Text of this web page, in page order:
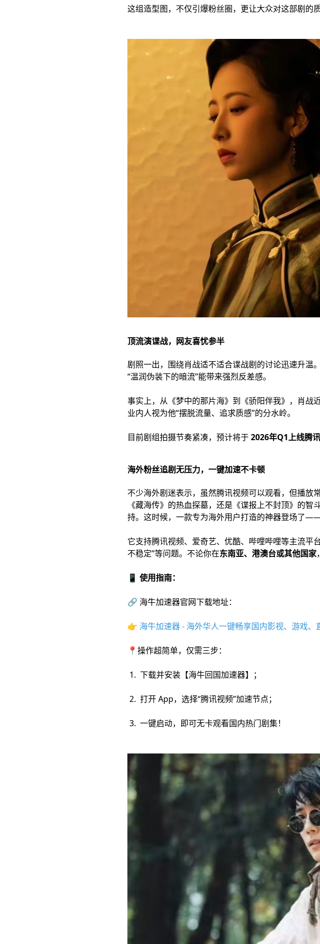
这组造型图，不仅引爆粉丝圈，更让大众对这部剧的
顶流演谍战，网友喜忧参半
剧照一出，围绕肖战适不适合谍战剧的讨论迅速升温
“温润伪装下的暗流”能带来强烈反差感。
事实上，从《梦中的那片海》到《骄阳伴我》，肖战
业内人视为他“摆脱流量、追求质感”的分水岭。
目前剧组拍摄节奏紧凑，预计将于2026年Q1上线腾
海外粉丝追剧无压力，一键加速不卡顿
不少海外剧迷表示，虽然腾讯视频可以观看，但播放
《藏海传》的热血探墓，还是《谍报上不封顶》的
持。这时候，一款专为海外用户打造的神器登场了
它支持腾讯视频、爱奇艺、优酷、哔哩哔哩等主流
不稳定”等问题。不论你在东南亚、港澳台或其他国家
📱 使用指南：
🔗 海牛加速器官网下载地址：
👉 海牛加速器 - 海外华人一键畅享国内影视、游戏、
📍操作超简单，仅需三步：
1. 下载并安装【海牛回国加速器】；
2. 打开 App，选择“腾讯视频”加速节点；
3. 一键启动，即可无卡观看国内热门剧集！